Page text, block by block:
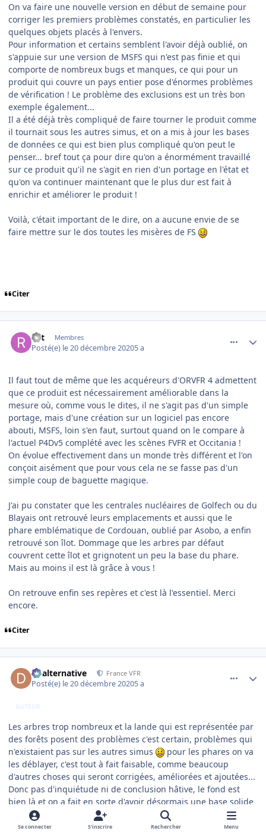
On va faire une nouvelle version en début de semaine pour
corriger les premiers problèmes constatés, en particulier les
quelques objets placés à l'envers.
Pour information et certains semblent l'avoir déjà oublié, on
s'appuie sur une version de MSFS qui n'est pas finie et qui
comporte de nombreux bugs et manques, ce qui pour un
produit qui couvre un pays entier pose d'énormes problèmes
de vérification ! Le problème des exclusions est un très bon
exemple également...
Il a été déjà très compliqué de faire tourner le produit comme
il tournait sous les autres simus, et on a mis à jour les bases
de données ce qui est bien plus compliqué qu'on peut le
penser... bref tout ça pour dire qu'on a énormément travaillé
sur ce produit qu'il ne s'agit en rien d'un portage en l'état et
qu'on va continuer maintenant que le plus dur est fait à
enrichir et améliorer le produit !
Voilà, c'était important de le dire, on a aucune envie de se
faire mettre sur le dos toutes les misères de FS
Citer
rlrt Membres
Posté(e) le 20 décembre 20205 a
Il faut tout de même que les acquéreurs d'ORVFR 4 admettent
que ce produit est nécessairement améliorable dans la
mesure où, comme vous le dites, il ne s'agit pas d'un simple
portage, mais d'une création sur un logiciel pas encore
abouti, MSFS, loin s'en faut, surtout quand on le compare à
l'actuel P4Dv5 complété avec les scènes FVFR et Occitania !
On évolue effectivement dans un monde très différent et l'on
conçoit aisément que pour vous cela ne se fasse pas d'un
simple coup de baguette magique.
J'ai pu constater que les centrales nucléaires de Golfech ou du
Blayais ont retrouvé leurs emplacements et aussi que le
phare emblématique de Cordouan, oublié par Asobo, a enfin
retrouvé son îlot. Dommage que les arbres par défaut
couvrent cette îlot et grignotent un peu la base du phare.
Mais au moins il est là grâce à vous !
On retrouve enfin ses repères et c'est là l'essentiel. Merci
encore.
Citer
dbalternative France VFR
Posté(e) le 20 décembre 20205 a
AUTEUR
Les arbres trop nombreux et la lande qui est représentée par
des forêts posent des problèmes c'est certain, problèmes qui
n'existaient pas sur les autres simus
pour les phares on va
les déblayer, c'est tout à fait faisable, comme beaucoup
d'autres choses qui seront corrigées, améliorées et ajoutées...
Donc pas d'inquiétude ni de conclusion hâtive, le fond est
bien là et on a fait en sorte d'avoir désormais une base solide
pour permettre des évolutions plus aisées.
Se connecter S’inscrire Rechercher Menu